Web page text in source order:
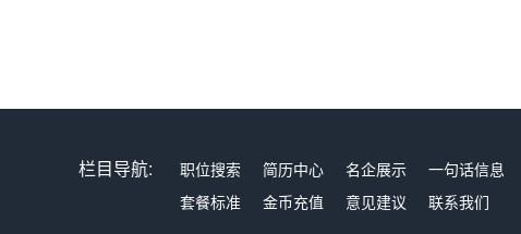
栏目导航: 职位搜索 简历中心 名企展示 一句话信息
套餐标准
金币充值 意见建议 联系我们